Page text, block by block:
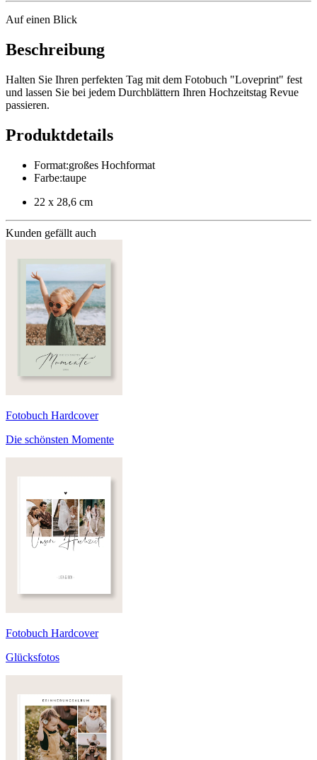
Auf einen Blick
Beschreibung
Halten Sie Ihren perfekten Tag mit dem Fotobuch "Loveprint" fest
und lassen Sie bei jedem Durchblättern Ihren Hochzeitstag Revue
passieren.
Produktdetails
Format:großes Hochformat
Farbe:taupe
22 x 28,6 cm
Kunden gefällt auch
Fotobuch Hardcover
Die schönsten Momente
Fotobuch Hardcover
Glücksfotos